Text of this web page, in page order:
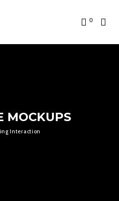
0
MOCKUPS
Interaction